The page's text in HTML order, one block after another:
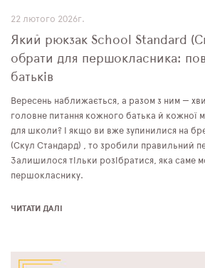
22 лютого 2026г.
Який рюкзак School Standard
обрати для першокласника:
батьків
Вересень наближається, а разом з ним —
головне питання кожного батька й кожної
для школи? І якщо ви вже зупинилися на
(Скул Стандард) , то зробили правильний
Залишилося тільки розібратися, яка саме
першокласнику.
ЧИТАТИ ДАЛІ